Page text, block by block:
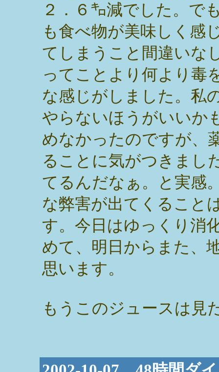
２．６㌔減でした。で
も食べ物が美味しく感
てしまうこと間違いな
ってことより何より毒
な感じがしました。私
やらないほうがいいか
めなかったのですが、
ることに気がつきまし
てるんだなぁ。と実感
な弊害が出てくること
す。今日はゆっくり消
めて、明日からまた、
思います。
もうこのジュースは見